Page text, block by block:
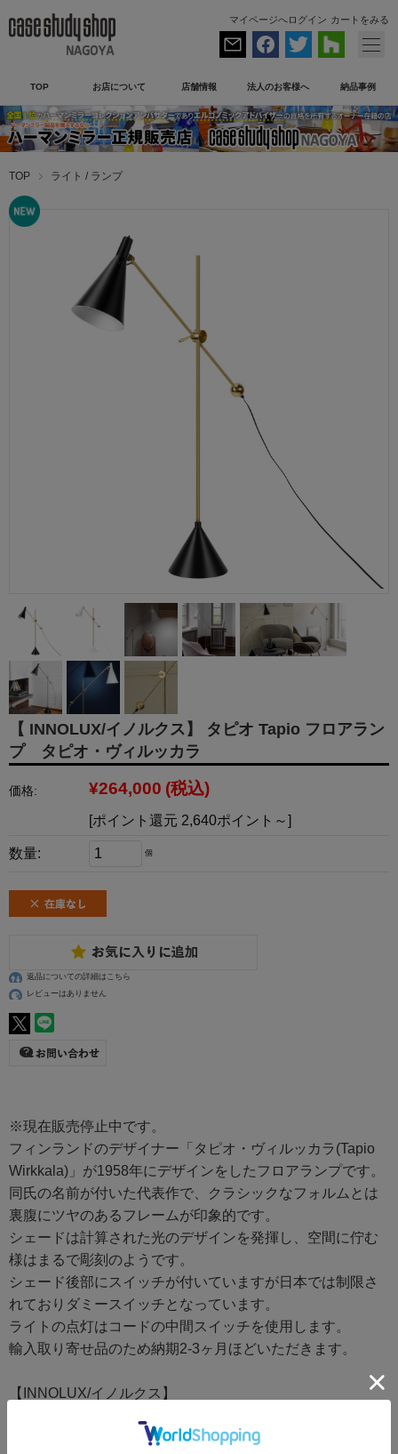
マイページへログイン カートをみる
TOP お店について 店舗情報 法人のお客様へ 納品事例
TOP ライト / ランプ
【 INNOLUX/イノルクス】 タピオ Tapio フロアラン
プ タピオ・ヴィルッカラ
価格: ¥264,000 (税込)
[ポイント還元 2,640ポイント～]
数量: 個
返品についての詳細はこちら
レビューはありません
※現在販売停止中です。
フィンランドのデザイナー「タピオ・ヴィルッカラ(Tapio
Wirkkala)」が1958年にデザインをしたフロアランプです。
同氏の名前が付いた代表作で、クラシックなフォルムとは
裏腹にツヤのあるフレームが印象的です。
シェードは計算された光のデザインを発揮し、空間に佇む
様はまるで彫刻のようです。
シェード後部にスイッチが付いていますが日本では制限さ
れておりダミースイッチとなっています。
ライトの点灯はコードの中間スイッチを使用します。
輸入取り寄せ品のため納期2-3ヶ月ほどいただきます。
【INNOLUX/イノルクス】
時代を超えた美しい北欧デザインのプロダクトを数多くラ